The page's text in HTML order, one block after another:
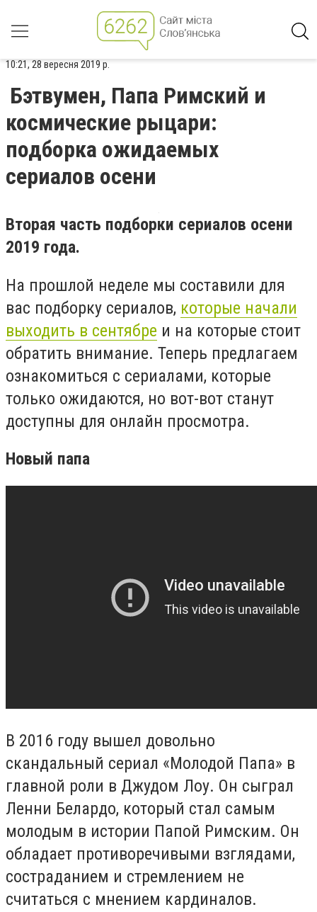
10:21, 28 вересня 2019 р.
Бэтвумен, Папа Римский и
космические рыцари:
подборка ожидаемых
сериалов осени
Вторая часть подборки сериалов осени
2019 года.
На прошлой неделе мы составили для
вас подборку сериалов, которые начали
выходить в сентябре и на которые стоит
обратить внимание. Теперь предлагаем
ознакомиться с сериалами, которые
только ожидаются, но вот-вот станут
доступны для онлайн просмотра.
Новый папа
В 2016 году вышел довольно
скандальный сериал «Молодой Папа» в
главной роли в Джудом Лоу. Он сыграл
Ленни Белардо, который стал самым
молодым в истории Папой Римским. Он
обладает противоречивыми взглядами,
состраданием и стремлением не
считаться с мнением кардиналов.